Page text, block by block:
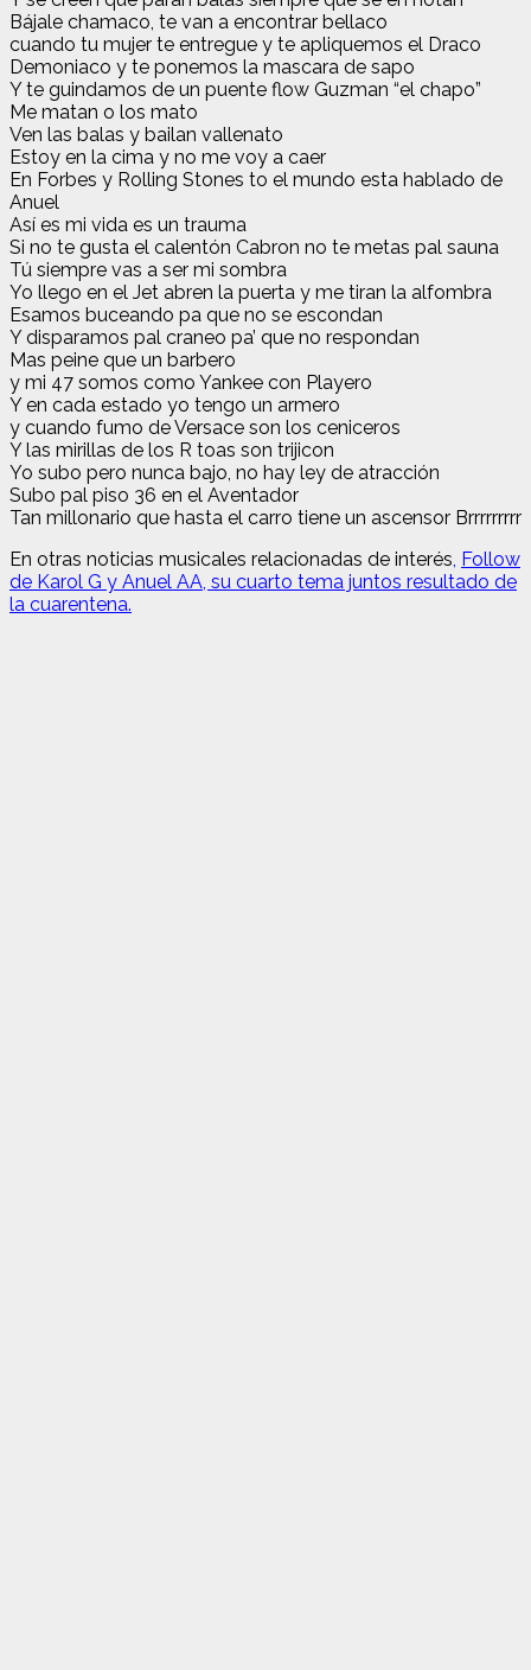
Bájale chamaco, te van a encontrar bellaco
cuando tu mujer te entregue y te apliquemos el Draco
Demoniaco y te ponemos la mascara de sapo
Y te guindamos de un puente flow Guzman “el chapo”
Me matan o los mato
Ven las balas y bailan vallenato
Estoy en la cima y no me voy a caer
En Forbes y Rolling Stones to el mundo esta hablado de
Anuel
Así es mi vida es un trauma
Si no te gusta el calentón Cabron no te metas pal sauna
Tú siempre vas a ser mi sombra
Yo llego en el Jet abren la puerta y me tiran la alfombra
Esamos buceando pa que no se escondan
Y disparamos pal craneo pa’ que no respondan
Mas peine que un barbero
y mi 47 somos como Yankee con Playero
Y en cada estado yo tengo un armero
y cuando fumo de Versace son los ceniceros
Y las mirillas de los R toas son trijicon
Yo subo pero nunca bajo, no hay ley de atracción
Subo pal piso 36 en el Aventador
Tan millonario que hasta el carro tiene un ascensor Brrrrrrrrr
En otras noticias musicales relacionadas de interés, Follow
de Karol G y Anuel AA, su cuarto tema juntos resultado de
la cuarentena.